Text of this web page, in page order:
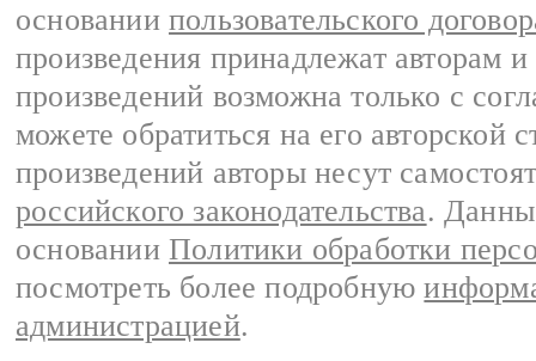
основании пользовательского
произведения принадлежат авторам
произведений возможна только с
можете обратиться на его авторской
произведений авторы несут
российского законодательства.
основании Политики обработки
посмотреть более подробную
администрацией.